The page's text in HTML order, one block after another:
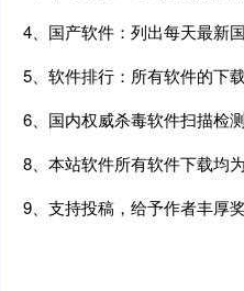
4、国产软件：列出每天最新
5、软件排行：所有软件的下
6、国内权威杀毒软件扫描检
8、本站软件所有软件下载均
9、支持投稿，给予作者丰厚